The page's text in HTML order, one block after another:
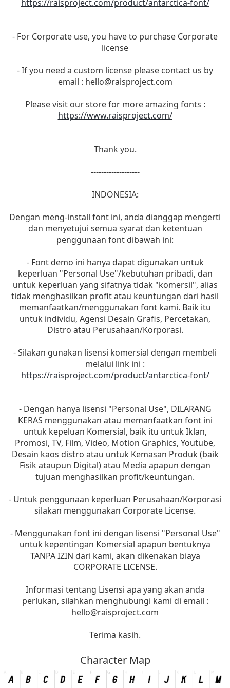
https://raisproject.com/product/antarctica-font/
- For Corporate use, you have to purchase Corporate
license
- If you need a custom license please contact us by
email : hello@raisproject.com
Please visit our store for more amazing fonts :
https://www.raisproject.com/
Thank you.
-------------------
INDONESIA:
Dengan meng-install font ini, anda dianggap mengerti
dan menyetujui semua syarat dan ketentuan
penggunaan font dibawah ini:
- Font demo ini hanya dapat digunakan untuk
keperluan "Personal Use"/kebutuhan pribadi, dan
untuk keperluan yang sifatnya tidak "komersil", alias
tidak menghasilkan profit atau keuntungan dari hasil
memanfaatkan/menggunakan font kami. Baik itu
untuk individu, Agensi Desain Grafis, Percetakan,
Distro atau Perusahaan/Korporasi.
- Silakan gunakan lisensi komersial dengan membeli
melalui link ini :
https://raisproject.com/product/antarctica-font/
- Dengan hanya lisensi "Personal Use", DILARANG
KERAS menggunakan atau memanfaatkan font ini
untuk kepeluan Komersial, baik itu untuk Iklan,
Promosi, TV, Film, Video, Motion Graphics, Youtube,
Desain kaos distro atau untuk Kemasan Produk (baik
Fisik ataupun Digital) atau Media apapun dengan
tujuan menghasilkan profit/keuntungan.
- Untuk penggunaan keperluan Perusahaan/Korporasi
silakan menggunakan Corporate License.
- Menggunakan font ini dengan lisensi "Personal Use"
untuk kepentingan Komersial apapun bentuknya
TANPA IZIN dari kami, akan dikenakan biaya
CORPORATE LICENSE.
Informasi tentang Lisensi apa yang akan anda
perlukan, silahkan menghubungi kami di email :
hello@raisproject.com
Terima kasih.
Character Map